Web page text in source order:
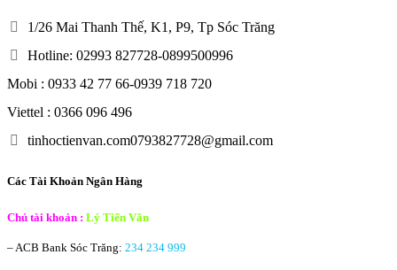
1/26 Mai Thanh Thế, K1, P9, Tp Sóc Trăng
Hotline: 02993 827728-0899500996
Mobi : 0933 42 77 66-0939 718 720
Viettel : 0366 096 496
tinhoctienvan.com0793827728@gmail.com
Các Tài Khoản Ngân Hàng
Chủ tài khoản : Lý Tiến Văn
– ACB Bank Sóc Trăng: 234 234 999